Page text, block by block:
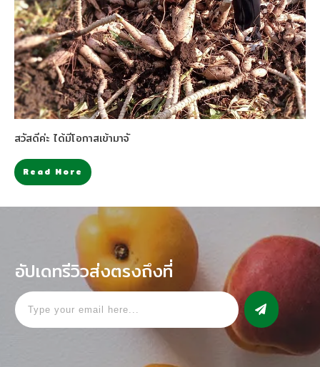
สวัสดีค่ะ ได้มีโอกาสเข้ามาจั
Read More
อัปเดทรีวิวส่งตรงถึงที่